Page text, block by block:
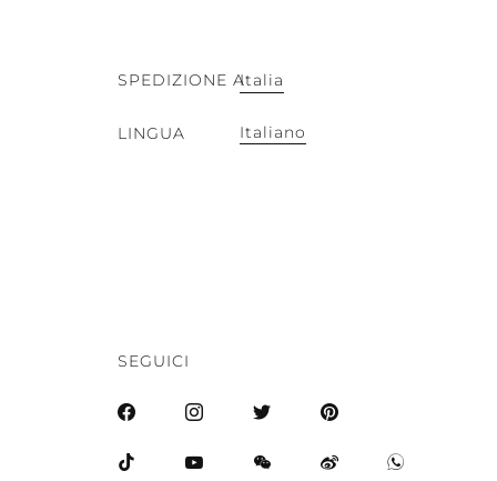
SPEDIZIONE AItalia
LINGUA Italiano
SEGUICI